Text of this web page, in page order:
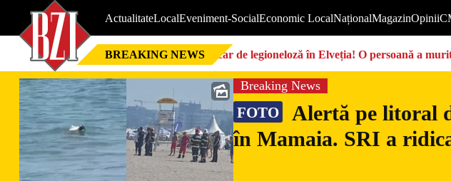
ActualitateLocalEveniment-SocialEconomic LocalNaționalMagazinOpinii
BREAKING NEWS Focar de legioneloză în Elveția! O persoană a
Breaking News
FOTO
Alertă pe litoral
în Mamaia. SRI a